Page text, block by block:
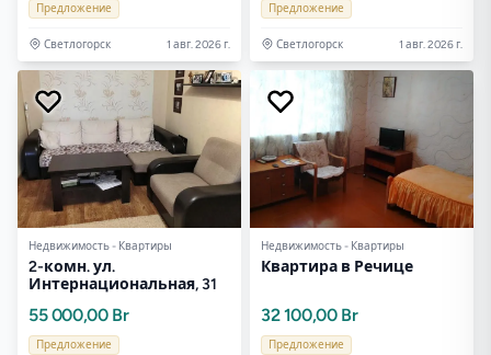
Предложение
Светлогорск 1 авг. 2026 г.
Предложение
Светлогорск 1 авг. 2026 г.
Недвижимость - Квартиры
2-комн. ул.
Интернациональная, 31
55 000,00 Br
Предложение
Недвижимость - Квартиры
Квартира в Речице
32 100,00 Br
Предложение